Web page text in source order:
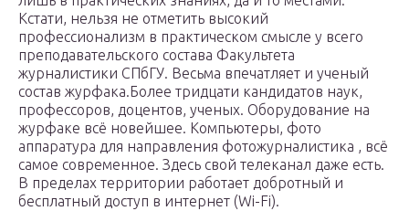
Кстати, нельзя не отметить высокий
профессионализм в практическом смысле у всего
преподавательского состава Факультета
журналистики СПбГУ. Весьма впечатляет и ученый
состав журфака.Более тридцати кандидатов наук,
профессоров, доцентов, ученых. Оборудование на
журфаке всё новейшее. Компьютеры, фото
аппаратура для направления фотожурналистика , всё
самое современное. Здесь свой телеканал даже есть.
В пределах территории работает добротный и
бесплатный доступ в интернет (Wi-Fi).